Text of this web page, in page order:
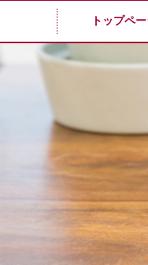
トップペ